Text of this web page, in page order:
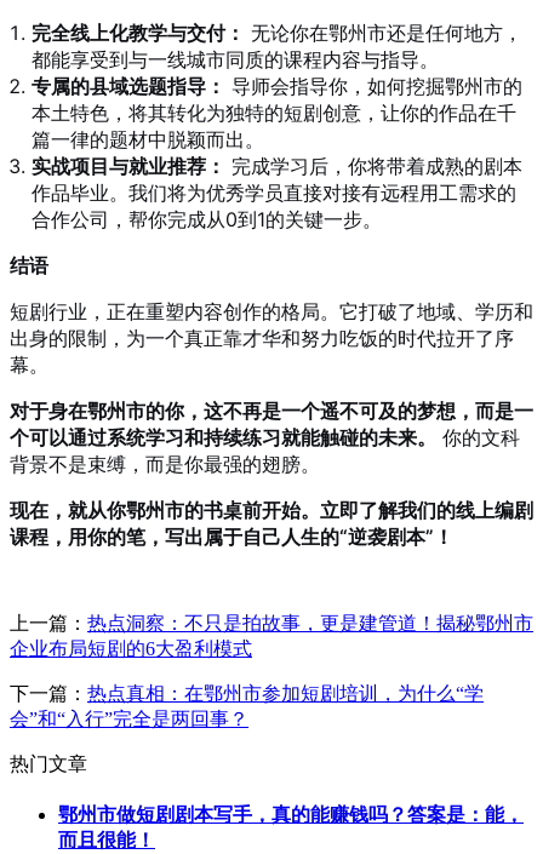
完全线上化教学与交付： 无论你在鄂州市还是任何地方，
都能享受到与一线城市同质的课程内容与指导。
专属的县域选题指导： 导师会指导你，如何挖掘鄂州市的
本土特色，将其转化为独特的短剧创意，让你的作品在千
篇一律的题材中脱颖而出。
实战项目与就业推荐： 完成学习后，你将带着成熟的剧本
作品毕业。我们将为优秀学员直接对接有远程用工需求的
合作公司，帮你完成从0到1的关键一步。
结语
短剧行业，正在重塑内容创作的格局。它打破了地域、学历和
出身的限制，为一个真正靠才华和努力吃饭的时代拉开了序
幕。
对于身在鄂州市的你，这不再是一个遥不可及的梦想，而是一
个可以通过系统学习和持续练习就能触碰的未来。
你的文科
背景不是束缚，而是你最强的翅膀。
现在，就从你鄂州市的书桌前开始。立即了解我们的线上编剧
课程，用你的笔，写出属于自己人生的“逆袭剧本”！
上一篇： 热点洞察：不只是拍故事，更是建管道！揭秘鄂州市
企业布局短剧的6大盈利模式
下一篇： 热点真相：在鄂州市参加短剧培训，为什么“学
会”和“入行”完全是两回事？
热门文章
鄂州市做短剧剧本写手，真的能赚钱吗？答案是：能，
而且很能！